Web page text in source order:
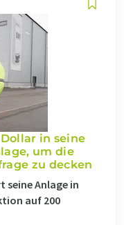
in seine
um die
zu decken
Anlage in
auf 200